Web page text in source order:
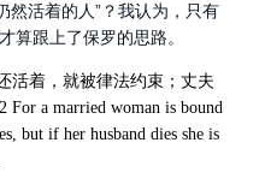
然活着的人”？我认为，只有
算跟上了保罗的思路。
活着，就被律法约束；丈夫
a married woman is bound
but if her husband dies she is